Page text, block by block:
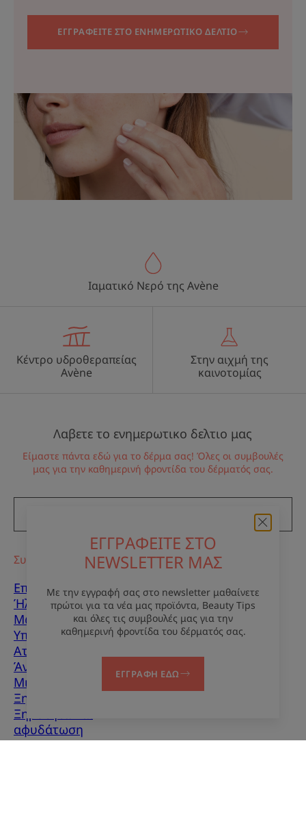
ΕΓΓΡΑΦΕΙΤΕ ΣΤΟ ΕΝΗΜΕΡΩΤΙΚΟ ΔΕΛΤΙΟ
ΕΓΓΡΑΦΕΙΤΕ ΣΤΟ
NEWSLETTER ΜΑΣ
Με την εγγραφή σας στο newsletter μαθαίνετε
πρώτοι για τα νέα μας προϊόντα, Beauty Tips
και όλες τις συμβουλές μας για την
καθημερινή φροντίδα του δέρματός σας.
ΕΓΓΡΑΦΗ ΕΔΩ
Ιαματικό Νερό της Avène
Κέντρο υδροθεραπείας
Avène
Στην αιχμή της
καινοτομίας
Λαβετε το ενημερωτικο δελτιο μας
Είμαστε πάντα εδώ για το δέρμα σας! Όλες οι συμβουλές
μας για την καθημερινή φροντίδα του δέρματός σας.
Συμβουλές
Επούλωση ουλών
Ήλιος
Μωρό
Υπερκεράτωση
Ατέλειες δέρματος
Άνδρες
Μικτό δέρμα
Ξηρό δέρμα
Ξηρότητα και
αφυδάτωση